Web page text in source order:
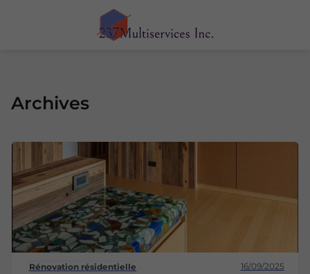
Archives
Rénovation résidentielle 16/09/2025